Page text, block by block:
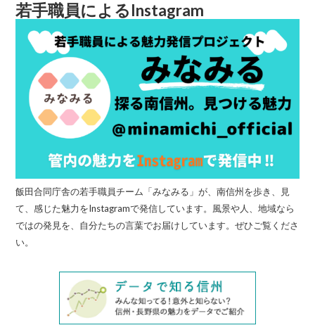
若手職員によるInstagram
飯田合同庁舎の若手職員チーム「みなみる」が、南信州を歩き、見
て、感じた魅力をInstagramで発信しています。風景や人、地域なら
ではの発見を、自分たちの言葉でお届けしています。ぜひご覧くださ
い。